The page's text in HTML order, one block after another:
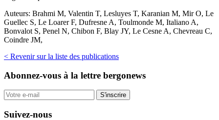
Auteurs: Brahmi M, Valentin T, Lesluyes T, Karanian M, Mir O, Le
Guellec S, Le Loarer F, Dufresne A, Toulmonde M, Italiano A,
Bonvalot S, Penel N, Chibon F, Blay JY, Le Cesne A, Chevreau C,
Coindre JM,
< Revenir sur la liste des publications
Abonnez-vous à la lettre bergonews
S'inscrire
Suivez-nous